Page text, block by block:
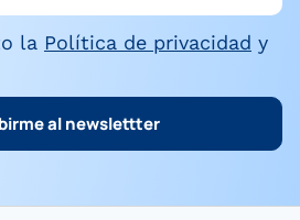
la Política de privacidad y
al newslettter